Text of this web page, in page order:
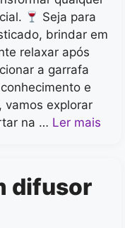
Seja para
brindar em
relaxar após
a garrafa
e
vamos explorar
na … Ler mais
difusor